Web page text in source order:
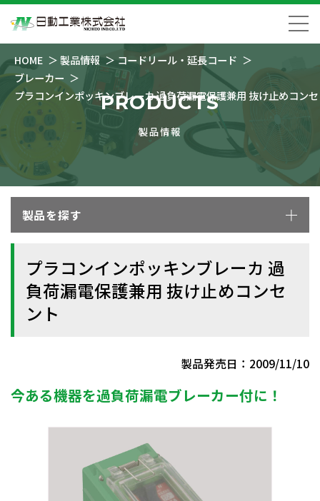
HOME 製品情報
コードリール・延長コード
ブレーカー
プラコンインポッキンブレーカ 過負荷漏電保護兼用 抜け止めコン
PRODUCTS
製品情報
製品を探す
プラコンインポッキンブレーカ 過
負荷漏電保護兼用 抜け止めコンセ
ント
製品発売日：2009/11/10
今ある機器を過負荷漏電ブレーカー付に！